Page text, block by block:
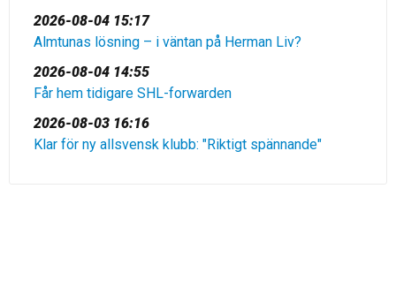
2026-08-04 15:17
Almtunas lösning – i väntan på Herman Liv?
2026-08-04 14:55
Får hem tidigare SHL-forwarden
2026-08-03 16:16
Klar för ny allsvensk klubb: "Riktigt spännande"